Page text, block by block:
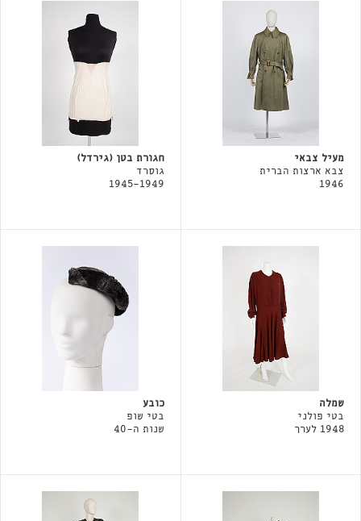
מעיל צבאי
צבא ארצות הברית
1946
חגורת בטן (גירדל)
גוסרד
1945-1949
שמלה
בטי פולני
1948 לערך
כובע
בטי שופ
שנות ה-40